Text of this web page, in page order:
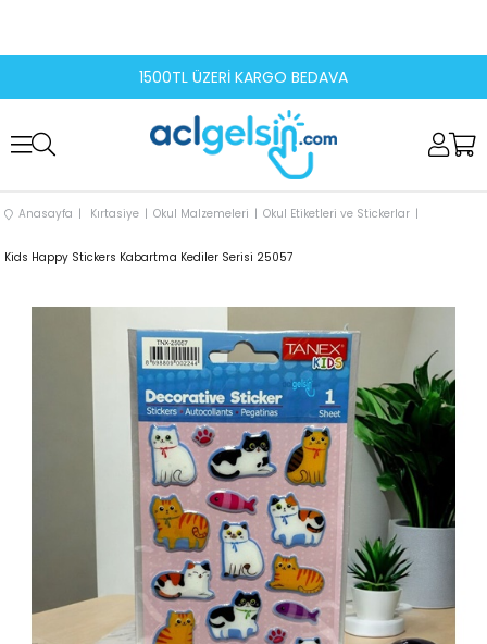
1500TL ÜZERİ KARGO BEDAVA
Anasayfa Kırtasiye Okul Malzemeleri Okul Etiketleri ve Stickerlar
Kids Happy Stickers Kabartma Kediler Serisi 25057